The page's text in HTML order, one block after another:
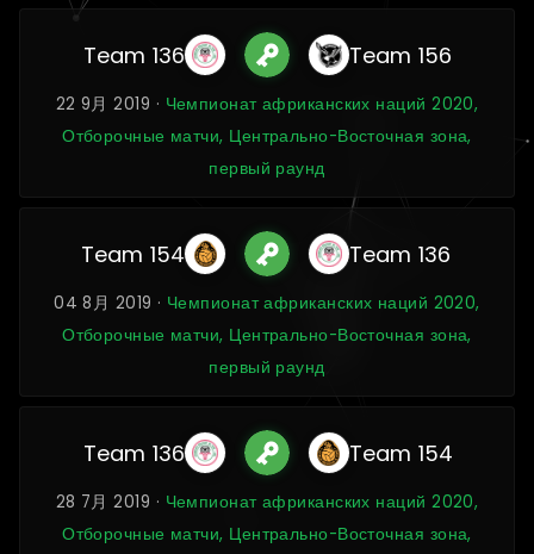
Team 136 Team 156
22 9月 2019 · Чемпионат африканских наций 2020,
Отборочные матчи, Центрально-Восточная зона,
первый раунд
Team 154 Team 136
04 8月 2019 · Чемпионат африканских наций 2020,
Отборочные матчи, Центрально-Восточная зона,
первый раунд
Team 136 Team 154
28 7月 2019 · Чемпионат африканских наций 2020,
Отборочные матчи, Центрально-Восточная зона,